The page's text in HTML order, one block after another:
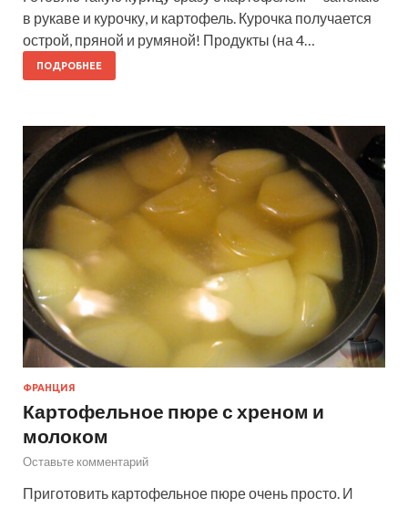
в рукаве и курочку, и картофель. Курочка получается
острой, пряной и румяной! Продукты (на 4…
ПОДРОБНЕЕ
ФРАНЦИЯ
Картофельное пюре с хреном и
молоком
Оставьте комментарий
Приготовить картофельное пюре очень просто. И